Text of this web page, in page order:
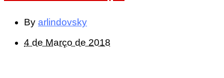
By arlindovsky
4 de Março de 2018